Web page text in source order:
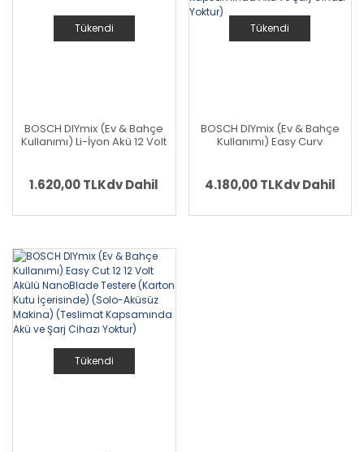
Tükendi
BOSCH DIYmix (Ev & Bahçe
Kullanımı) Li-İyon Akü 12 Volt
1.620,00 TLKdv Dahil
Tükendi
BOSCH DIYmix (Ev & Bahçe
Kullanımı) Easy Curv
Kutu İçerisinde) (Solo-
Aküsüz Makina) (Teslimat
Cihazı Yoktur)
4.180,00 TLKdv Dahil
Tükendi